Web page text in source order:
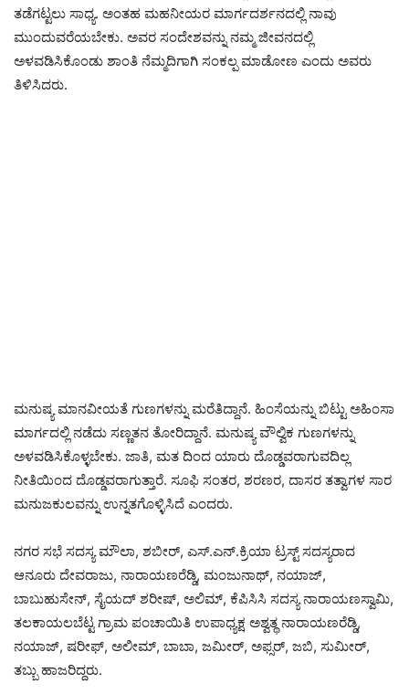
ತಡೆಗಟ್ಟಲು ಸಾಧ್ಯ. ಅಂತಹ ಮಹನೀಯರ ಮಾರ್ಗದರ್ಶನದಲ್ಲಿ ನಾವು
ಮುಂದುವರೆಯಬೇಕು. ಅವರ ಸಂದೇಶವನ್ನು ನಮ್ಮ ಜೀವನದಲ್ಲಿ
ಅಳವಡಿಸಿಕೊಂಡು ಶಾಂತಿ ನೆಮ್ಮದಿಗಾಗಿ ಸಂಕಲ್ಪ ಮಾಡೋಣ ಎಂದು ಅವರು
ತಿಳಿಸಿದರು.
ಮನುಷ್ಯ ಮಾನವೀಯತೆ ಗುಣಗಳನ್ನು ಮರೆತಿದ್ದಾನೆ. ಹಿಂಸೆಯನ್ನು ಬಿಟ್ಟು ಅಹಿಂಸಾ
ಮಾರ್ಗದಲ್ಲಿ ನಡೆದು ಸಣ್ಣತನ ತೋರಿದ್ದಾನೆ. ಮನುಷ್ಯ ವೌಲ್ವಿಕ ಗುಣಗಳನ್ನು
ಅಳವಡಿಸಿಕೊಳ್ಳಬೇಕು. ಜಾತಿ, ಮತ ದಿಂದ ಯಾರು ದೊಡ್ಡವರಾಗುವದಿಲ್ಲ
ನೀತಿಯಿಂದ ದೊಡ್ಡವರಾಗುತ್ತಾರೆ. ಸೂಫಿ ಸಂತರ, ಶರಣರ, ದಾಸರ ತತ್ವಾಗಳ ಸಾರ
ಮನುಜಕುಲವನ್ನು ಉನ್ನತಗೊಳ್ಳಿಸಿದೆ ಎಂದರು.
ನಗರ ಸಭೆ ಸದಸ್ಯ ಮೌಲಾ, ಶಬೀರ್, ಎಸ್.ಎನ್.ಕ್ರಿಯಾ ಟ್ರಸ್ಟ್ ಸದಸ್ಯರಾದ
ಆನೂರು ದೇವರಾಜು, ನಾರಾಯಣರೆಡ್ಡಿ, ಮಂಜುನಾಥ್, ನಯಾಜ್,
ಬಾಬುಹುಸೇನ್, ಸೈಯದ್ ಶರೀಷ್, ಅಲಿಮ್, ಕೆಪಿಸಿಸಿ ಸದಸ್ಯ ನಾರಾಯಣಸ್ವಾಮಿ,
ತಲಕಾಯಲಬೆಟ್ಟ ಗ್ರಾಮ ಪಂಚಾಯಿತಿ ಉಪಾಧ್ಯಕ್ಷ ಅಶ್ವತ್ಥ ನಾರಾಯಣರೆಡ್ಡಿ,
ನಯಾಜ್, ಷರೀಫ್, ಅಲೀಮ್, ಬಾಬಾ, ಜಮೀರ್, ಅಫ್ಸರ್, ಜಬಿ, ಸುಮೀರ್,
ತಬ್ಬು ಹಾಜರಿದ್ದರು.